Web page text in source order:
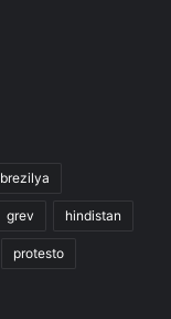
brezilya
grev hindistan
protesto